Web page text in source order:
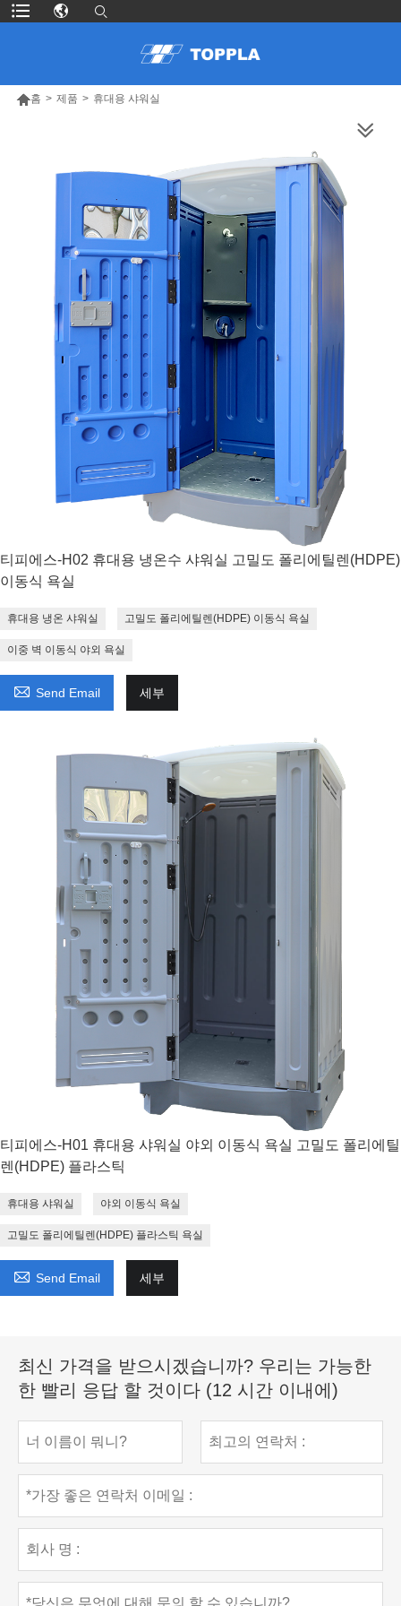
홈 > 제품 > 휴대용 샤워실
티피에스-H02 휴대용 냉온수 샤워실 고밀도 폴리에틸렌(HDPE)
이동식 욕실
휴대용 냉온 샤워실 고밀도 폴리에틸렌(HDPE) 이동식 욕실
이중 벽 이동식 야외 욕실
 Send Email 세부
티피에스-H01 휴대용 샤워실 야외 이동식 욕실 고밀도 폴리에틸
렌(HDPE) 플라스틱
휴대용 샤워실 야외 이동식 욕실
고밀도 폴리에틸렌(HDPE) 플라스틱 욕실
 Send Email 세부
최신 가격을 받으시겠습니까? 우리는 가능한
한 빨리 응답 할 것이다 (12 시간 이내에)